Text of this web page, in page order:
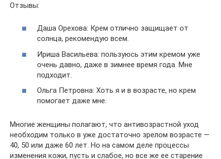
Отзывы:
Даша Орехова: Крем отлично защищает от
солнца, рекомендую всем.
Ириша Васильева: пользуюсь этим кремом уже
очень давно, даже в зимнее время года. Мне
подходит.
Ольга Петровна: Хоть я и в возрасте, но крем
помогает даже мне.
Многие женщины полагают, что антивозрастной уход
необходим только в уже достаточно зрелом возрасте —
40, 50 или даже 60 лет. Но на самом деле процессы
изменения кожи, пусть и слабое, но все же ее старение